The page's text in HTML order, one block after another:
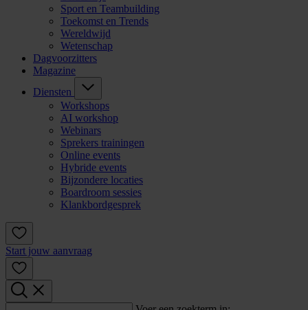
Sport en Teambuilding
Toekomst en Trends
Wereldwijd
Wetenschap
Dagvoorzitters
Magazine
Diensten
Workshops
AI workshop
Webinars
Sprekers trainingen
Online events
Hybride events
Bijzondere locaties
Boardroom sessies
Klankbordgesprek
Start jouw aanvraag